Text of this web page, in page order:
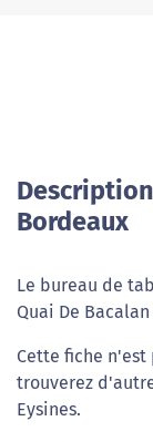
Bordeaux
Le bureau de
Quai De
Cette fiche n'est
trouverez
Eysines.